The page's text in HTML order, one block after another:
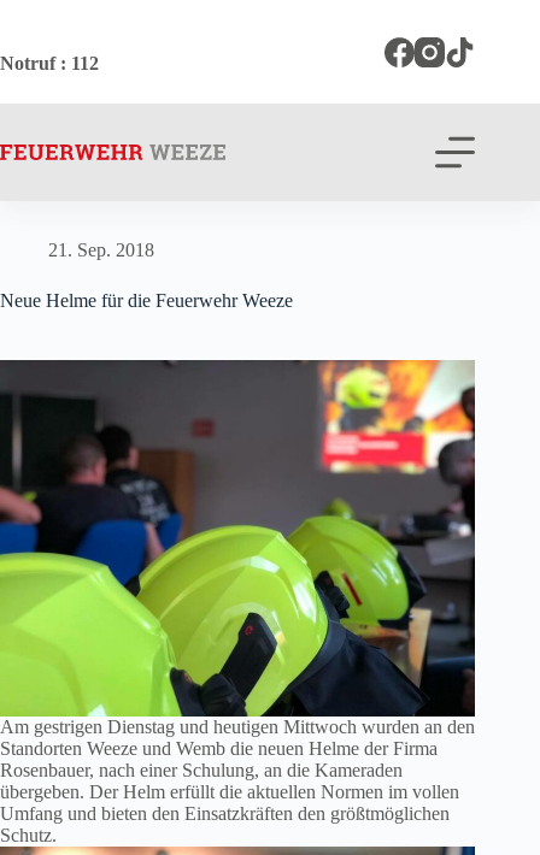
springen
Notruf: 112
21. Sep. 2018
Neue Helme für die Feuerwehr Weeze
Am gestrigen Dienstag und heutigen Mittwoch wurden an den
Standorten Weeze und Wemb die neuen Helme der Firma
Rosenbauer, nach einer Schulung, an die Kameraden
übergeben. Der Helm erfüllt die aktuellen Normen im vollen
Umfang und bieten den Einsatzkräften den größtmöglichen
Schutz.